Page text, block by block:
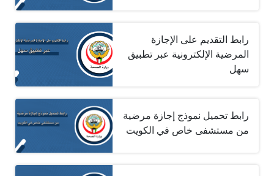
رابط التقديم على الإجازة
المرضية الإلكترونية عبر تطبيق
سهل
رابط تحميل نموذج إجازة مرضية
من مستشفى خاص في الكويت